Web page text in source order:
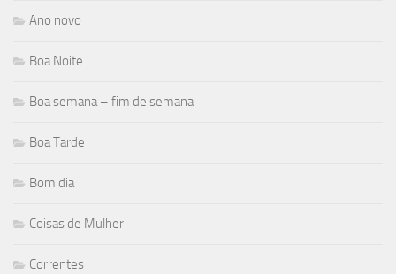
Ano novo
Boa Noite
Boa semana – fim de semana
Boa Tarde
Bom dia
Coisas de Mulher
Correntes